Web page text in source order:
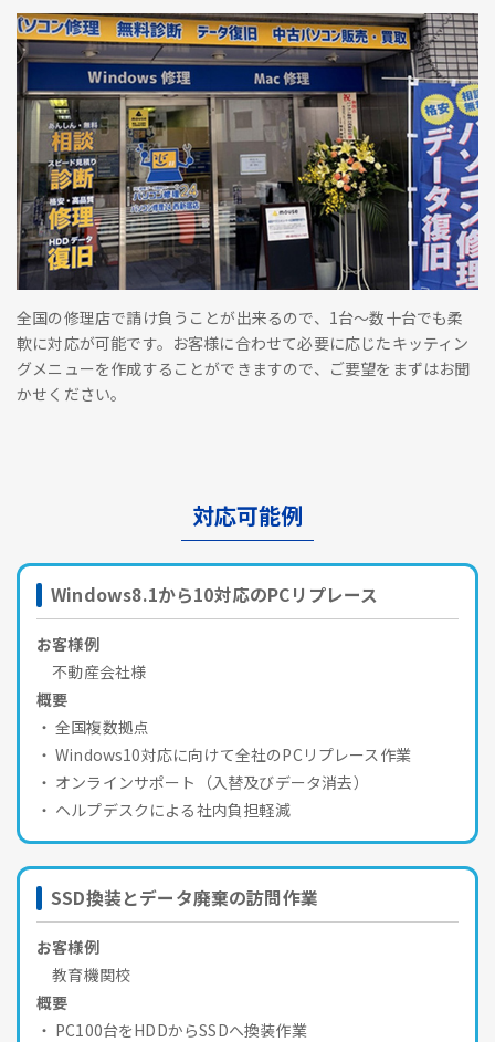
全国の修理店で請け負うことが出来るので、1台～数十台でも柔
軟に対応が可能です。お客様に合わせて必要に応じたキッティン
グメニューを作成することができますので、ご要望をまずはお聞
かせください。
対応可能例
Windows8.1から10対応のPCリプレース
お客様例
不動産会社様
概要
全国複数拠点
Windows10対応に向けて全社のPCリプレース作業
オンラインサポート（入替及びデータ消去）
ヘルプデスクによる社内負担軽減
SSD換装とデータ廃棄の訪問作業
お客様例
教育機関校
概要
PC100台をHDDからSSDへ換装作業